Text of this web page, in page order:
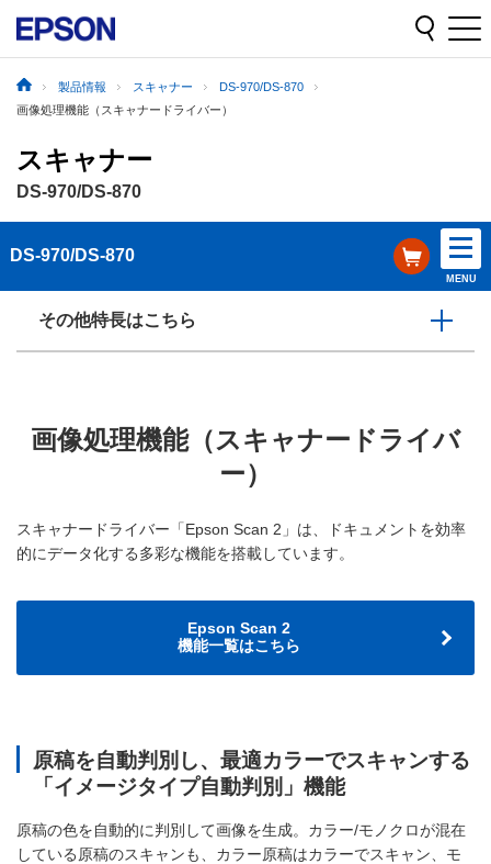
製品情報 スキャナー
DS-970/DS-870
画像処理機能（スキャナードライバー）
スキャナー
DS-970/DS-870
DS-970/DS-870
MENU
その他特長はこちら
画像処理機能（スキャナードライバ
ー）
スキャナードライバー「Epson Scan 2」は、ドキュメントを効率
的にデータ化する多彩な機能を搭載しています。
Epson Scan 2
機能一覧はこちら
原稿を自動判別し、最適カラーでスキャンする
「イメージタイプ自動判別」機能
原稿の色を自動的に判別して画像を生成。カラー/モノクロが混在
している原稿のスキャンも、カラー原稿はカラーでスキャン、モ